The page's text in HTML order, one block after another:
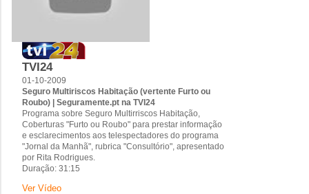
TVI24
01-10-2009
Seguro Multiriscos Habitação (vertente Furto ou
Roubo) | Seguramente.pt na TVI24
Programa sobre Seguro Multirriscos Habitação,
Coberturas "Furto ou Roubo" para prestar informação
e esclarecimentos aos telespectadores do programa
"Jornal da Manhã", rubrica "Consultório", apresentado
por Rita Rodrigues.
Duração: 31:15
Ver Vídeo